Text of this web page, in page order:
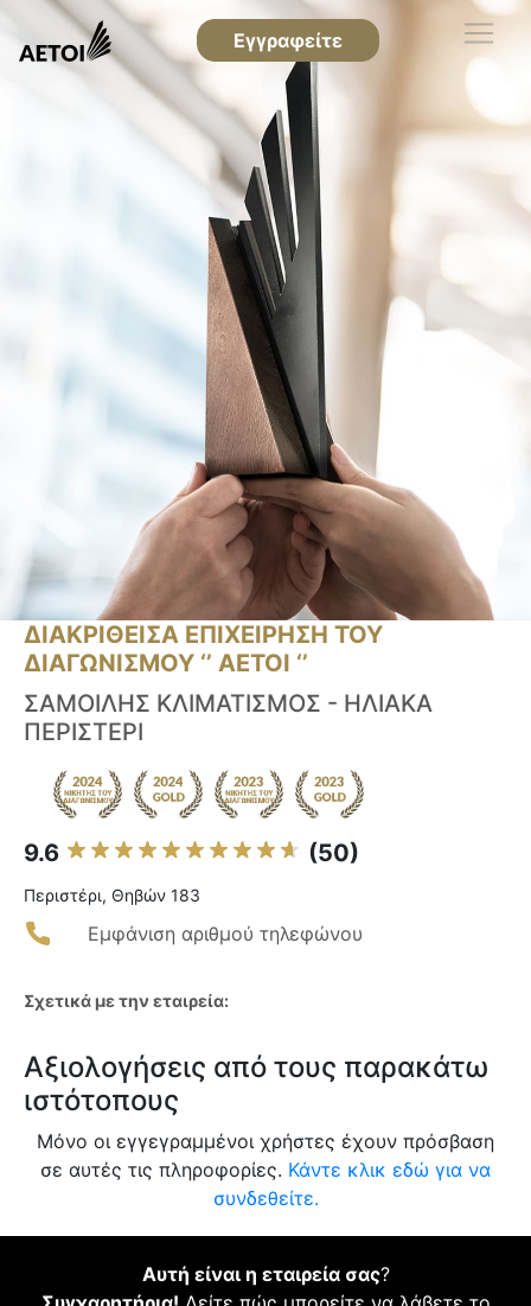
Εγγραφείτε
ΔΙΑΚΡΙΘΕΙΣΑ ΕΠΙΧΕΙΡΗΣΗ ΤΟΥ
ΔΙΑΓΩΝΙΣΜΟΥ ‘’ ΑΕΤΟΙ ‘’
ΣΑΜΟΙΛΗΣ ΚΛΙΜΑΤΙΣΜΟΣ - ΗΛΙΑΚΑ
ΠΕΡΙΣΤΕΡΙ
9.6 (50)
Περιστέρι, Θηβών 183
Εμφάνιση αριθμού τηλεφώνου
Σχετικά με την εταιρεία:
Αξιολογήσεις από τους παρακάτω
ιστότοπους
Μόνο οι εγγεγραμμένοι χρήστες έχουν πρόσβαση
σε αυτές τις πληροφορίες. Κάντε κλικ εδώ για να
συνδεθείτε.
Αυτή είναι η εταιρεία σας?